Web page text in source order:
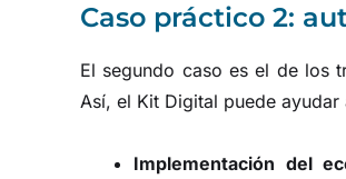
Caso práctico 2:
El segundo caso es el de los
Así, el Kit Digital puede ayudar
Implementación del